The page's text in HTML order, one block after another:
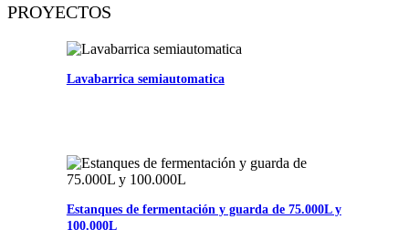
PROYECTOS
Lavabarrica semiautomatica
Estanques de fermentación y guarda de 75.000L y
100.000L